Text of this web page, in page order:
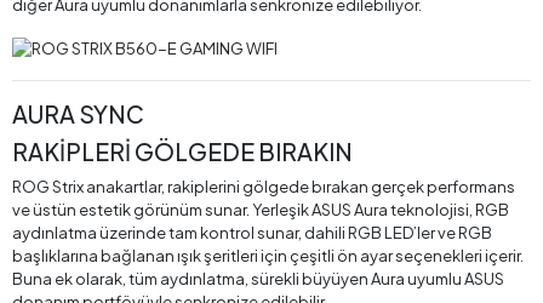
diğer Aura uyumlu donanımlarla senkronize edilebiliyor.
AURA SYNC
RAKİPLERİ GÖLGEDE BIRAKIN
ROG Strix anakartlar, rakiplerini gölgede bırakan gerçek performans
ve üstün estetik görünüm sunar. Yerleşik ASUS Aura teknolojisi, RGB
aydınlatma üzerinde tam kontrol sunar, dahili RGB LED’ler ve RGB
başlıklarına bağlanan ışık şeritleri için çeşitli ön ayar seçenekleri içerir.
Buna ek olarak, tüm aydınlatma, sürekli büyüyen Aura uyumlu ASUS